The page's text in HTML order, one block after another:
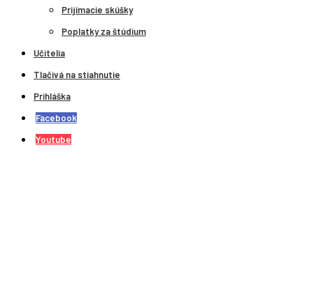
Prijímacie skúšky
Poplatky za štúdium
Učitelia
Tlačivá na stiahnutie
Prihláška
Facebook
Youtube